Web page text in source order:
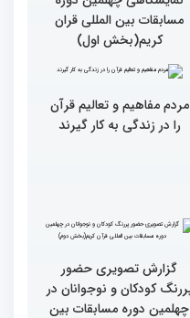
گزارش تصویری سومین روز
رقابت بخش بانوان چهلمین
دوره مسابقات بین المللی
قرآن کریم (بخش اول)
کریم(بخش اول)
مردم مفاهیم و تعالیم قرآن
را در زندگی به کار گیرند